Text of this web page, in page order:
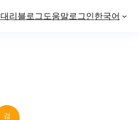
대리블로그 도움말로그인한국어
검